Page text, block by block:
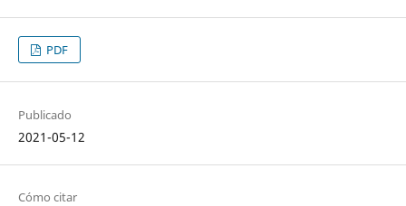
PDF
Publicado
2021-05-12
Cómo citar